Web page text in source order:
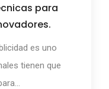
para
es uno
tienen que